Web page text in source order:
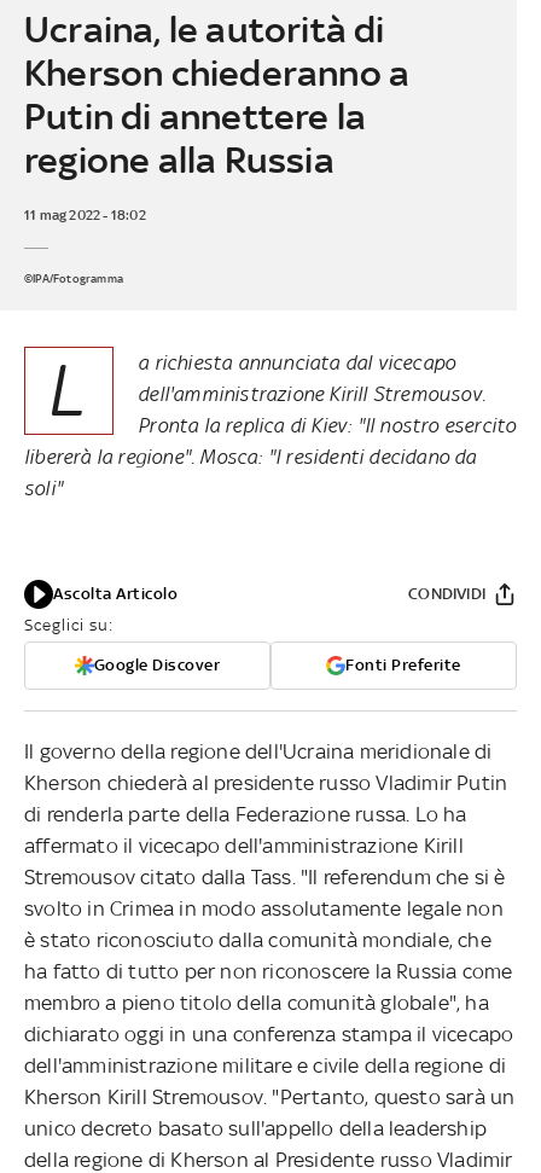
Ucraina, le autorità di
Kherson chiederanno a
Putin di annettere la
regione alla Russia
11 mag 2022 - 18:02
©IPA/Fotogramma
L
a richiesta annunciata dal vicecapo
dell'amministrazione Kirill Stremousov.
Pronta la replica di Kiev: "Il nostro esercito
libererà la regione". Mosca: "I residenti decidano da
soli"
Ascolta Articolo
Sceglici su:
Google Discover Fonti Preferite
CONDIVIDI
Il governo della regione dell'Ucraina meridionale di
Kherson chiederà al presidente russo Vladimir Putin
di renderla parte della Federazione russa. Lo ha
affermato il vicecapo dell'amministrazione Kirill
Stremousov citato dalla Tass. "Il referendum che si è
svolto in Crimea in modo assolutamente legale non
è stato riconosciuto dalla comunità mondiale, che
ha fatto di tutto per non riconoscere la Russia come
membro a pieno titolo della comunità globale", ha
dichiarato oggi in una conferenza stampa il vicecapo
dell'amministrazione militare e civile della regione di
Kherson Kirill Stremousov. "Pertanto, questo sarà un
unico decreto basato sull'appello della leadership
della regione di Kherson al Presidente russo Vladimir